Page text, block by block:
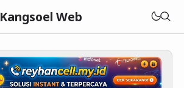
Kangsoel Web